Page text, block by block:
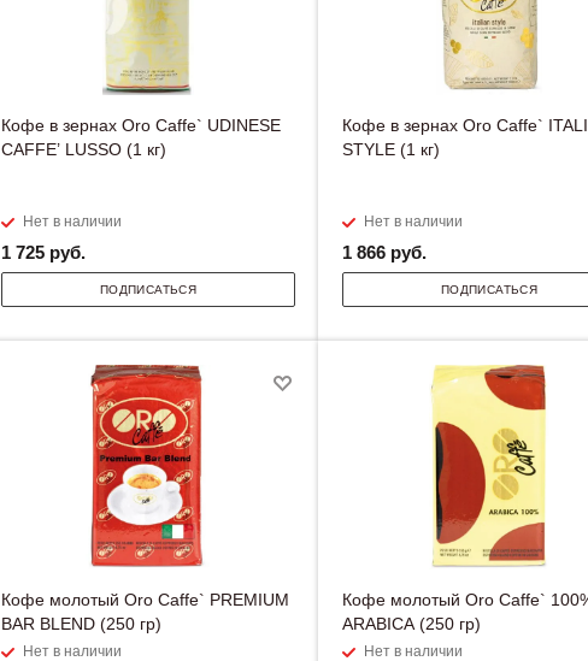
Кофе в зернах Oro Caffe` UDINESE
CAFFE’ LUSSO (1 кг)
Нет в наличии
1 725 руб.
ПОДПИСАТЬСЯ
Кофе в зернах Oro Caffe`
STYLE (1 кг)
Нет в наличии
1 866 руб.
ПОДПИСАТЬСЯ
Кофе молотый Oro Caffe` PREMIUM
BAR BLEND (250 гр)
Нет в наличии
Кофе молотый Oro Caffe`
ARABICA (250 гр)
Нет в наличии